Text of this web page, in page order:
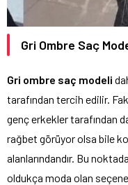
Gri Ombre Saç
Gri ombre saç modeli
tarafından tercih edilir.
genç erkekler tarafından
rağbet görüyor olsa bile
alanlarındandır. Bu
oldukça moda olan